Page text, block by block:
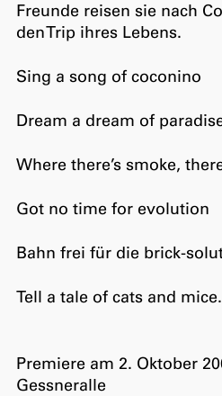
Freunde reisen sie nach
den Trip ihres Lebens.
Sing a song of coconino
Dream a dream of
Where there’s smoke,
Got no time for evolution
Bahn frei für die brick-
Tell a tale of cats and mice.
Premiere am 2. Oktober
Gessneralle